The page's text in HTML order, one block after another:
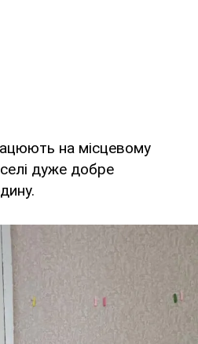
на місцевому
дуже добре